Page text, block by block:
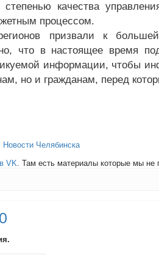
качества
процессом.
призвали к
что в настоящее время
информации, чтобы
но и гражданам, перед
Новости Челябинска
VK. Там есть материалы которые мы не